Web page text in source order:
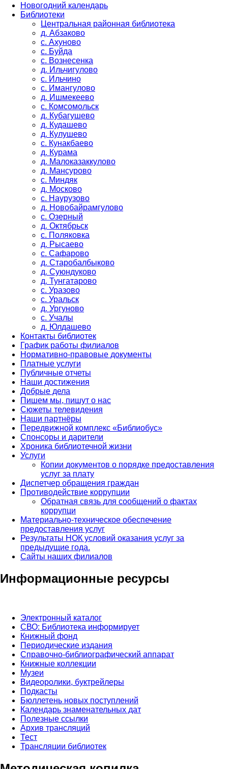
Новогодний календарь
Библиотеки
Центральная районная библиотека
д. Абзаково
с. Ахуново
с. Буйда
с. Вознесенка
д. Ильчигулово
с. Ильчино
с. Имангулово
д. Ишмекеево
с. Комсомольск
д. Кубагушево
д. Кудашево
д. Кулушево
с. Кунакбаево
д. Курама
д. Малоказаккулово
д. Мансурово
с. Миндяк
д. Москово
с. Наурузово
д. Новобайрамгулово
с. Озерный
д. Октябрьск
с. Поляковка
д. Рысаево
с. Сафарово
д. Старобалбыково
д. Суюндуково
д. Тунгатарово
с. Уразово
с. Уральск
д. Ургуново
с. Учалы
д. Юлдашево
Контакты библиотек
График работы филиалов
Нормативно-правовые документы
Платные услуги
Публичные отчеты
Наши достижения
Добрые дела
Пишем мы, пишут о нас
Сюжеты телевидения
Наши партнёры
Передвижной комплекс «Библиобус»
Спонсоры и дарители
Хроника библиотечной жизни
Услуги
Копии документов о порядке предоставления
услуг за плату
Диспетчер обращения граждан
Противодействие коррупции
Обратная связь для сообщений о фактах
коррупци
Материально-техническое обеспечение
предоставления услуг
Результаты НОК условий оказания услуг за
предыдущие года.
Сайты наших филиалов
Информационные ресурсы
Электронный каталог
СВО: Библиотека информирует
Книжный фонд
Периодические издания
Справочно-библиографический аппарат
Книжные коллекции
Музеи
Видеоролики, буктрейлеры
Подкасты
Бюллетень новых поступлений
Календарь знаменательных дат
Полезные ссылки
Архив трансляций
Тест
Трансляции библиотек